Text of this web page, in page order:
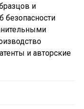
и
безопасности
и авторские